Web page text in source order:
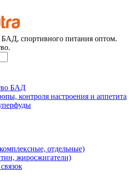
БАД, спортивного питания оптом.
БАД
контроля настроения и аппетита
отдельные)
жиросжигатели)